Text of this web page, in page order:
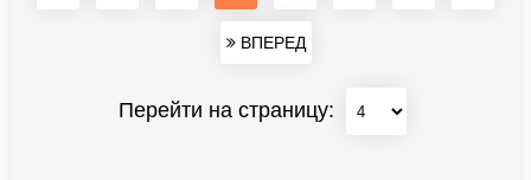
ВПЕРЕД
Перейти на страницу: